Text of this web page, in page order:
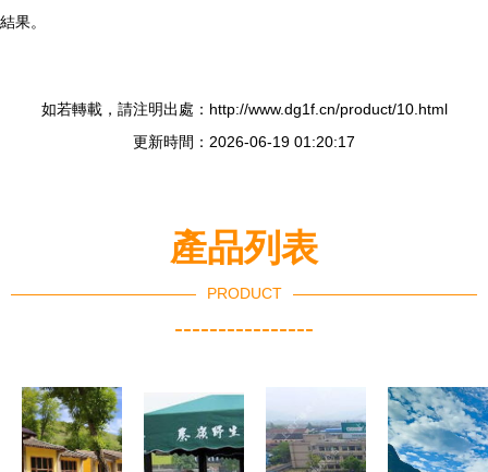
結果。
如若轉載，請注明出處：http://www.dg1f.cn/product/10.html
更新時間：2026-06-19 01:20:17
產品列表
PRODUCT
----------------